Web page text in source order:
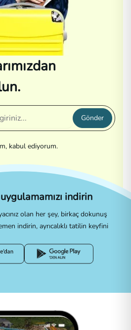
Gönder
kabul ediyorum.
indirin
olan her şey, birkaç dokunuş
indirin, ayrıcalıklı tatilin keyfini